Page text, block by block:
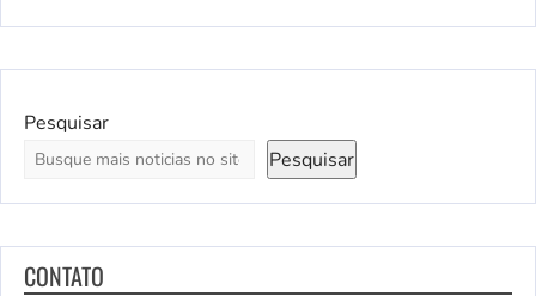
Pesquisar
Pesquisar
CONTATO